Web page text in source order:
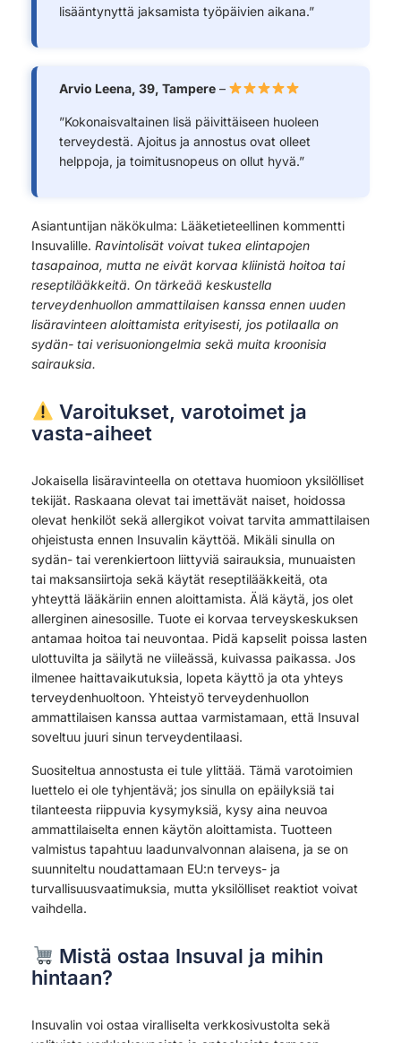
lisääntynyttä jaksamista työpäivien aikana.”
Arvio Leena, 39, Tampere–
”Kokonaisvaltainen lisä päivittäiseen huoleen
terveydestä. Ajoitus ja annostus ovat olleet
helppoja, ja toimitusnopeus on ollut hyvä.”
Asiantuntijan näkökulma: Lääketieteellinen kommentti
Insuvalille. Ravintolisät voivat tukea elintapojen
tasapainoa, mutta ne eivät korvaa kliinistä hoitoa tai
reseptilääkkeitä. On tärkeää keskustella
terveydenhuollon ammattilaisen kanssa ennen uuden
lisäravinteen aloittamista erityisesti, jos potilaalla on
sydän- tai verisuoniongelmia sekä muita kroonisia
sairauksia.
Varoitukset, varotoimet ja
vasta-aiheet
Jokaisella lisäravinteella on otettava huomioon yksilölliset
tekijät. Raskaana olevat tai imettävät naiset, hoidossa
olevat henkilöt sekä allergikot voivat tarvita ammattilaisen
ohjeistusta ennen Insuvalin käyttöä. Mikäli sinulla on
sydän- tai verenkiertoon liittyviä sairauksia, munuaisten
tai maksansiirtoja sekä käytät reseptilääkkeitä, ota
yhteyttä lääkäriin ennen aloittamista. Älä käytä, jos olet
allerginen ainesosille. Tuote ei korvaa terveyskeskuksen
antamaa hoitoa tai neuvontaa. Pidä kapselit poissa lasten
ulottuvilta ja säilytä ne viileässä, kuivassa paikassa. Jos
ilmenee haittavaikutuksia, lopeta käyttö ja ota yhteys
terveydenhuoltoon. Yhteistyö terveydenhuollon
ammattilaisen kanssa auttaa varmistamaan, että Insuval
soveltuu juuri sinun terveydentilaasi.
Suositeltua annostusta ei tule ylittää. Tämä varotoimien
luettelo ei ole tyhjentävä; jos sinulla on epäilyksiä tai
tilanteesta riippuvia kysymyksiä, kysy aina neuvoa
ammattilaiselta ennen käytön aloittamista. Tuotteen
valmistus tapahtuu laadunvalvonnan alaisena, ja se on
suunniteltu noudattamaan EU:n terveys- ja
turvallisuusvaatimuksia, mutta yksilölliset reaktiot voivat
vaihdella.
Mistä ostaa Insuval ja mihin
hintaan?
Insuvalin voi ostaa viralliselta verkkosivustolta sekä